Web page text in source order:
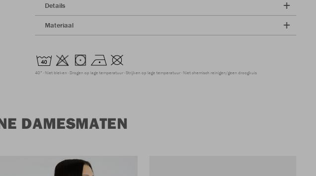
Details
Materiaal
40° Niet bleken Drogen op lage temperatuur Strijken op lage temperatuur Niet chemisch reinigen/geen droogkuis
DAMESMATEN